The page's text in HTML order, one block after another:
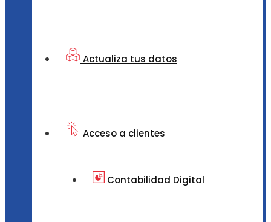
Actualiza tus datos
Acceso a clientes
Contabilidad Digital